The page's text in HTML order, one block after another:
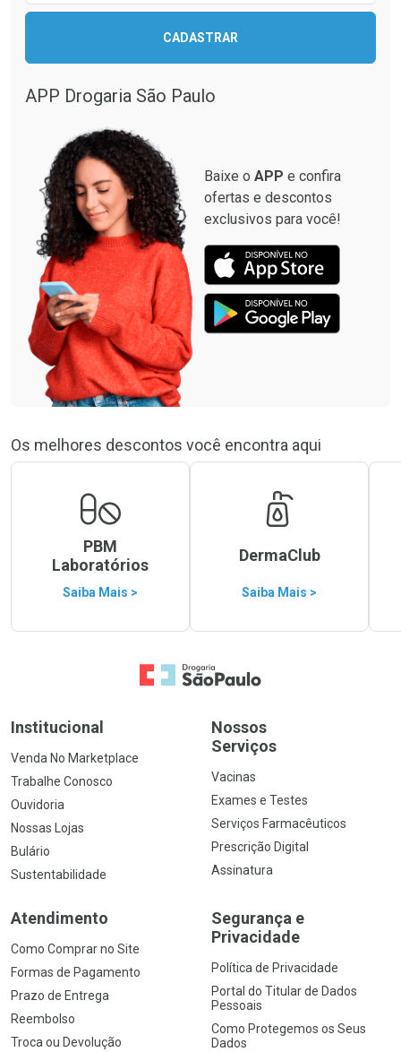
CADASTRAR
APP Drogaria São Paulo
Baixe o APP e confira
ofertas e descontos
exclusivos para você!
Os melhores descontos você encontra aqui
PBM
Laboratórios
Saiba Mais >
DermaClub
Saiba Mais >
Ir para a Home
Institucional
Venda No Marketplace
Trabalhe Conosco
Ouvidoria
Nossas Lojas
Bulário
Sustentabilidade
Nossos
Serviços
Vacinas
Exames e Testes
Serviços Farmacêuticos
Prescrição Digital
Assinatura
Atendimento
Como Comprar no Site
Formas de Pagamento
Prazo de Entrega
Reembolso
Troca ou Devolução
Segurança e
Privacidade
Política de Privacidade
Portal do Titular de Dados
Pessoais
Como Protegemos os Seus
Dados